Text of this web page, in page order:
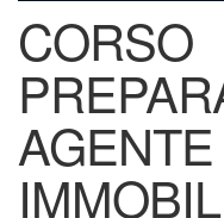
CORSO
AGENTE